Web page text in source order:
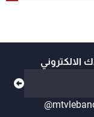
الالكتروني